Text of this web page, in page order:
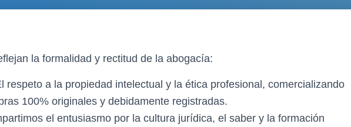
la formalidad y rectitud de la abogacía:
respeto a la propiedad intelectual y la ética profesional, comercializando
100% originales y debidamente registradas.
el entusiasmo por la cultura jurídica, el saber y la formación